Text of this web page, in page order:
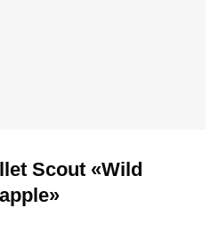
Scout «Wild